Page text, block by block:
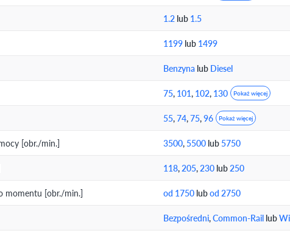
1.2 lub 1.5
1199 lub 1499
Benzyna lub Diesel
75, 101, 102, 130 Pokaż więcej
55,74,75,96 Pokaż więcej
[obr./min.] 3500, 5500 lub 5750
118,205,230 lub250
momentu [obr./min.] od 1750 lubod 2750
Bezpośredni,Common-Rail lub